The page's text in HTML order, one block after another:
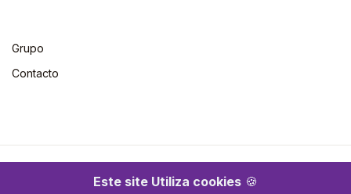
Este site Utiliza cookies 🍪
Grupo
Contacto
©2026 Escolar. Todos os direitos reservados